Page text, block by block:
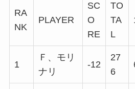
RA
NK
PLAYER
SC
O
RE
TO
TA
L
1
Ｆ、モリ
ナリ
-12
27
6